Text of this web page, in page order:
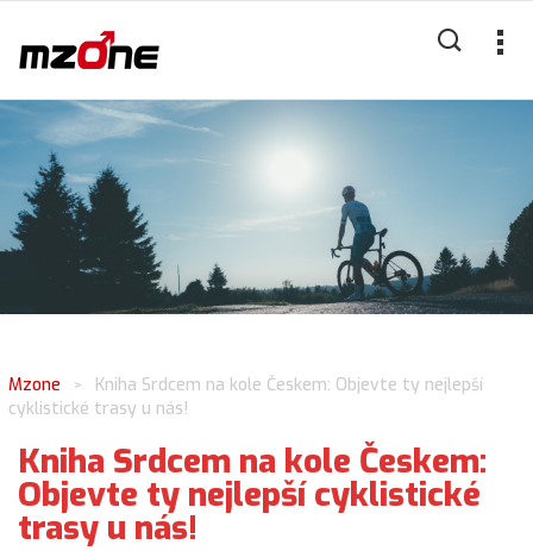
Mzone >
Kniha Srdcem na kole Českem: Objevte ty nejlepší
cyklistické trasy u nás!
Kniha Srdcem na kole Českem:
Objevte ty nejlepší cyklistické
trasy u nás!